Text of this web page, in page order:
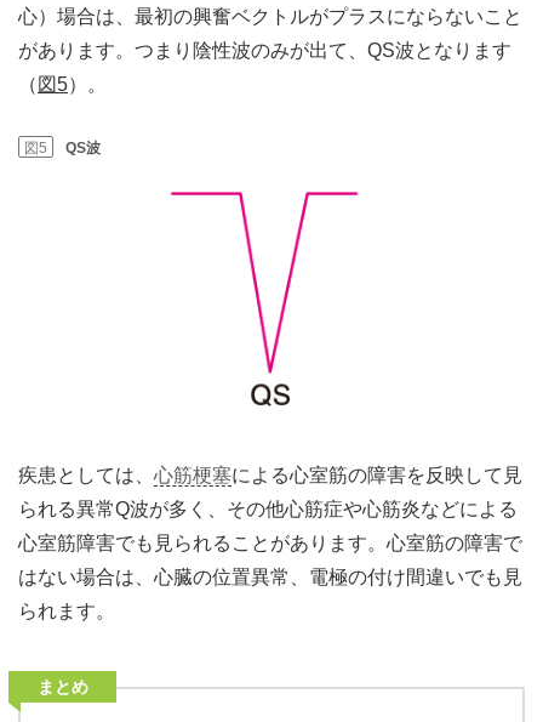
心）場合は、最初の興奮ベクトルがプラスにならないこと
があります。つまり陰性波のみが出て、QS波となります
（ 図5）。
図5 QS波
疾患としては、 心筋梗塞による心室筋の障害を反映して見
られる異常Q波が多く、その他心筋症や心筋炎などによる
心室筋障害でも見られることがあります。心室筋の障害で
はない場合は、心臓の位置異常、電極の付け間違いでも見
られます。
まとめ